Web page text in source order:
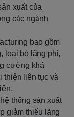
xuất của
các ngành
bao gồm
loại bỏ lãng phí,
cường khả
thiện liên tục và
thống sản xuất
giảm thiểu lãng